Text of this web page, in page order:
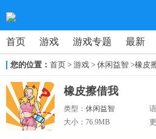
首页 游戏 游戏专题 最新
您的位置： 首页 > 游戏 > 休闲益智 >橡皮
橡皮擦借我
类型： 休闲益智
大小： 76.9MB